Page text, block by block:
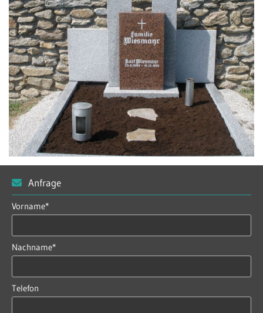
 Anfrage
Vorname*
Nachname*
Telefon